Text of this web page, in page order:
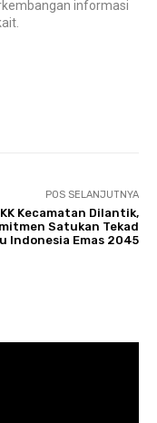
informasi
POS SELANJUTNYA
Kecamatan Dilantik,
Satukan Tekad
Indonesia Emas 2045